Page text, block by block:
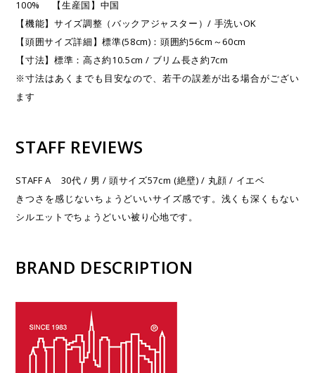
100% 【生産国】中国
【機能】サイズ調整（バックアジャスター）/ 手洗いOK
【頭囲サイズ詳細】標準(58cm)：頭囲約56cm～60cm
【寸法】標準：高さ約10.5cm / ブリム長さ約7cm
※寸法はあくまでも目安なので、若干の誤差が出る場合がござい
ます
STAFF REVIEWS
STAFF A 30代 / 男 / 頭サイズ57cm (絶壁) / 丸顔 / イエベ
きつさを感じないちょうどいいサイズ感です。浅くも深くもない
シルエットでちょうどいい被り心地です。
BRAND DESCRIPTION